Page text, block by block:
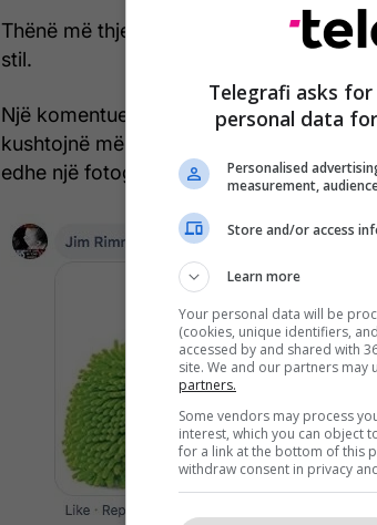
Thënë më thjesht, njerëzit në rrjetet
stil.
Një komentues me emrin Jim Rimmer
kushtojnë më pak se 5 sterlina në
edhe një fotografi të furçës së pastrimit.
Telegrafi asks
personal data
Personalised
measurement,
Store and/or access
Learn more
Your personal data will be
(cookies, unique identifiers,
accessed by and shared with
site. We and our partners may
partners.
Some vendors may process
interest, which you can object
for a link at the bottom of this
withdraw consent in privacy